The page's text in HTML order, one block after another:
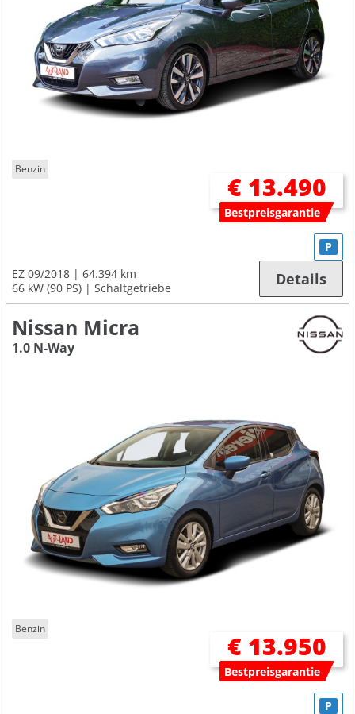
Benzin
€ 13.490
Bestpreisgarantie
EZ 09/2018
64.394 km
66 kW (90 PS)
Schaltgetriebe
P
Details
Nissan Micra
1.0 N-Way
Benzin
€ 13.950
Bestpreisgarantie
P